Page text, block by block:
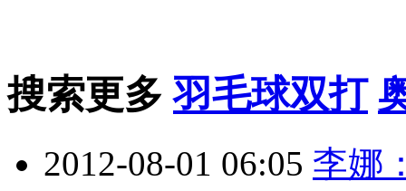
搜索更多羽毛球双打
2012-08-01 06:05 李娜